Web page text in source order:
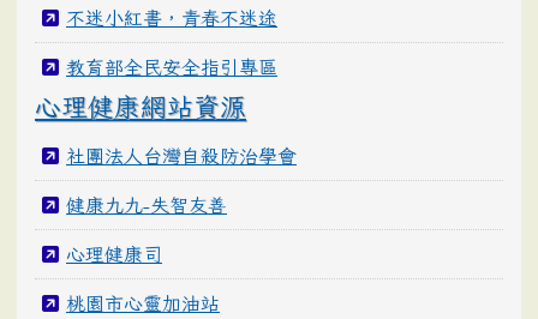
不迷小紅書，青春不迷途
教育部全民安全指引專區
心理健康網站資源
社團法人台灣自殺防治學會
健康九九-失智友善
心理健康司
桃園市心靈加油站